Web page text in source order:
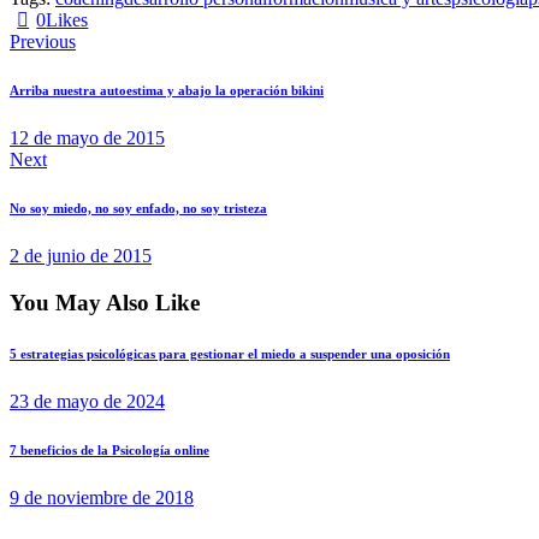
0Likes
Previous
Arriba nuestra autoestima y abajo la operación bikini
12 de mayo de 2015
Next
No soy miedo, no soy enfado, no soy tristeza
2 de junio de 2015
You May Also Like
5 estrategias psicológicas para gestionar el miedo a suspender una oposición
23 de mayo de 2024
7 beneficios de la Psicología online
9 de noviembre de 2018